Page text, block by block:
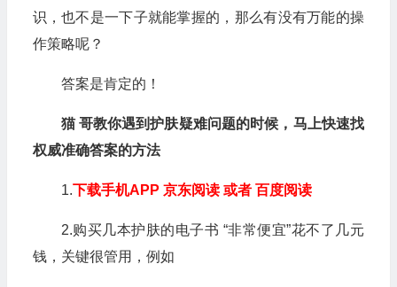
识，也不是一下子就能掌握的，那么有没有万能的操
作策略呢？
答案是肯定的！
猫 哥教你遇到护肤疑难问题的时候，马上快速找
权威准确答案的方法
1.下载手机APP 京东阅读 或者 百度阅读
2.购买几本护肤的电子书 “非常便宜”花不了几元
钱，关键很管用，例如